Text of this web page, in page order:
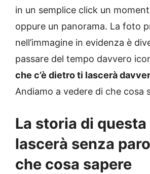
in un semplice click un
oppure un panorama. La foto
nell’immagine in evidenza è
passare del tempo davvero
che c’è dietro ti lascerà
Andiamo a vedere di che cosa
La storia di
lascerà senza
che cosa sapere